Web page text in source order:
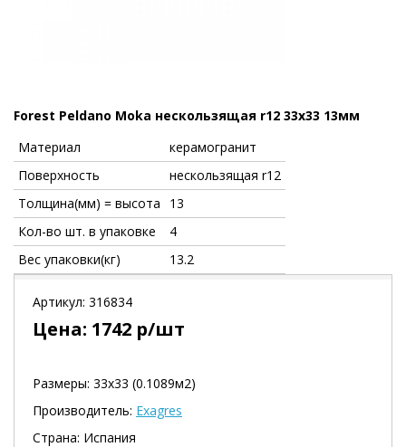
Forest Peldano Moka нескользящая r12 33x33 13мм
Материал
керамогранит
Поверхность
нескользящая r12
Толщина(мм) = высота
13
Кол-во шт. в упаковке
4
Вес упаковки(кг)
13.2
Артикул: 316834
Цена: 1742 р/шт
Размеры: 33х33 (0.1089м2)
Производитель: Exagres
Страна: Испания